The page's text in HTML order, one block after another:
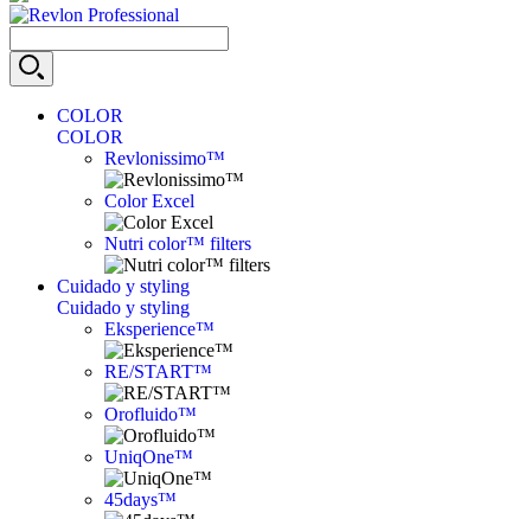
COLOR
COLOR
Revlonissimo™
Color Excel
Nutri color™ filters
Cuidado y styling
Cuidado y styling
Eksperience™
RE/START™
Orofluido™
UniqOne™
45days™